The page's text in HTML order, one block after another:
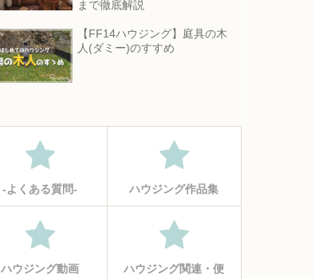
まで徹底解説
【FF14ハウジング】庭具の木
人(ダミー)のすすめ
‐よくある質問‐ ハウジング作品集
ハウジング動画
ハウジング関連・便